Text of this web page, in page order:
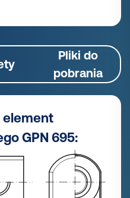
Pliki do
pobrania
element
GPN 695: